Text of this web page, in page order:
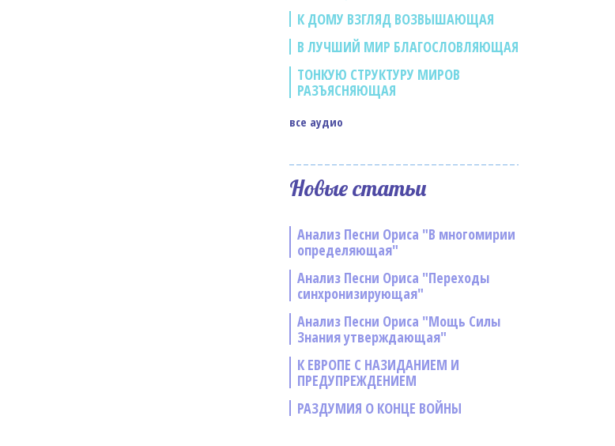
К ДОМУ ВЗГЛЯД ВОЗВЫШАЮЩАЯ
В ЛУЧШИЙ МИР БЛАГОСЛОВЛЯЮЩАЯ
ТОНКУЮ СТРУКТУРУ МИРОВ
РАЗЪЯСНЯЮЩАЯ
все аудио
Новые статьи
Анализ Песни Ориса "В многомирии
определяющая"
Анализ Песни Ориса "Переходы
синхронизирующая"
Анализ Песни Ориса "Мощь Силы
Знания утверждающая"
К ЕВРОПЕ С НАЗИДАНИЕМ И
ПРЕДУПРЕЖДЕНИЕМ
РАЗДУМИЯ О КОНЦЕ ВОЙНЫ